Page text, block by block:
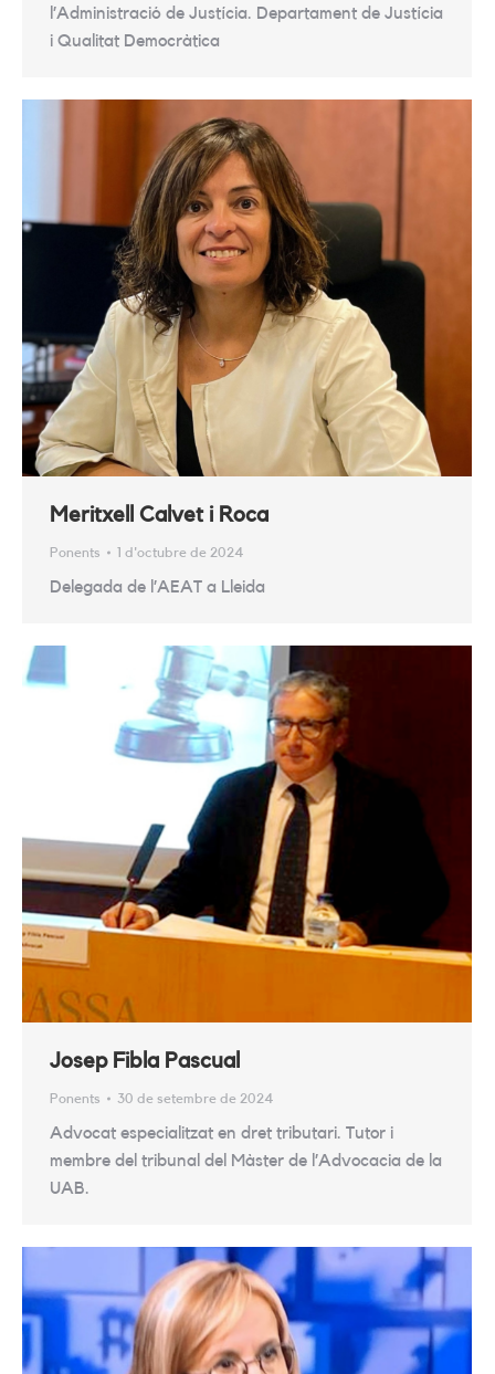
l’Administració de Justícia. Departament de Justícia
i Qualitat Democràtica
Meritxell Calvet i Roca
Ponents 1 d'octubre de 2024
Delegada de l’AEAT a Lleida
Josep Fibla Pascual
Ponents 30 de setembre de 2024
Advocat especialitzat en dret tributari. Tutor i
membre del tribunal del Màster de l’Advocacia de la
UAB.